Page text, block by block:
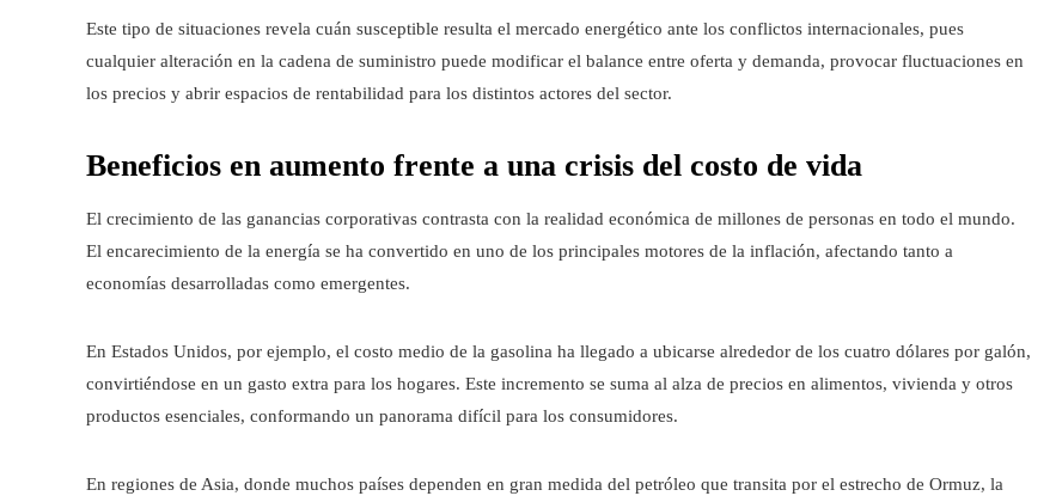
Este tipo de situaciones revela cuán susceptible resulta el mercado energético ante los conflictos internacionales, pues
cualquier alteración en la cadena de suministro puede modificar el balance entre oferta y demanda, provocar fluctuaciones en
los precios y abrir espacios de rentabilidad para los distintos actores del sector.
Beneficios en aumento frente a una crisis del costo de vida
El crecimiento de las ganancias corporativas contrasta con la realidad económica de millones de personas en todo el mundo.
El encarecimiento de la energía se ha convertido en uno de los principales motores de la inflación, afectando tanto a
economías desarrolladas como emergentes.
En Estados Unidos, por ejemplo, el costo medio de la gasolina ha llegado a ubicarse alrededor de los cuatro dólares por galón,
convirtiéndose en un gasto extra para los hogares. Este incremento se suma al alza de precios en alimentos, vivienda y otros
productos esenciales, conformando un panorama difícil para los consumidores.
En regiones de Asia, donde muchos países dependen en gran medida del petróleo que transita por el estrecho de Ormuz, la